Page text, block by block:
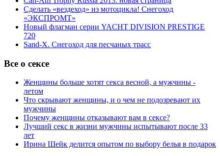
Сделать «вездеход» из мотоцикла! Снегоход
«ЭКСПРОМТ»
Новый флагман серии YACHT DIVISION PRESTIGE
720
Sand-X. Снегоход для песчаных трасс
Все о сексе
Женщины больше хотят секса весной, а мужчины -
летом
Что скрывают женщины, и о чем не подозревают их
мужчины
Почему женщины отказывают вам в сексе?
Лучший секс в жизни мужчины испытывают после 33
лет
Ирина Шейк делится опытом по выбору белья в подарок